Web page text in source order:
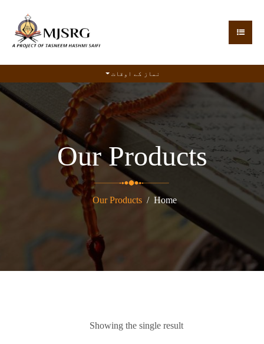
نماز کے اوقات
Our Products
Home
Our Products
Showing the single result